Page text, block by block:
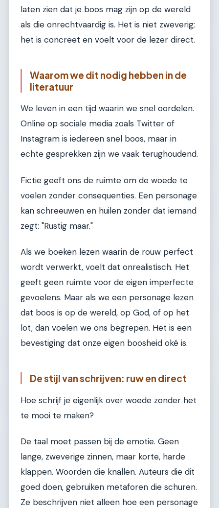
laten zien dat je boos mag zijn op de wereld
als die onrechtvaardig is. Het is niet zweverig;
het is concreet en voelt voor de lezer direct.
Waarom we dit nodig hebben in de
literatuur
We leven in een tijd waarin we snel oordelen.
Online op sociale media zoals Twitter of
Instagram is iedereen snel boos, maar in
echte gesprekken zijn we vaak terughoudend.
Fictie geeft ons de ruimte om de woede te
voelen zonder consequenties. Een personage
kan schreeuwen en huilen zonder dat iemand
zegt: "Rustig maar."
Als we boeken lezen waarin de rouw perfect
wordt verwerkt, voelt dat onrealistisch. Het
geeft geen ruimte voor de eigen imperfecte
gevoelens. Maar als we een personage lezen
dat boos is op de wereld, op God, of op het
lot, dan voelen we ons begrepen. Het is een
bevestiging dat onze eigen boosheid oké is.
De stijl van schrijven: ruw en direct
Hoe schrijf je eigenlijk over woede zonder het
te mooi te maken?
De taal moet passen bij de emotie. Geen
lange, zweverige zinnen, maar korte, harde
klappen. Woorden die knallen. Auteurs die dit
goed doen, gebruiken metaforen die schuren.
Ze beschrijven niet alleen hoe een personage